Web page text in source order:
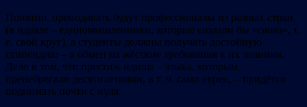
Понятно, преподавать будут профессионалы из разных стран
(в идеале – единомышленники, которые создали бы «свивэ», т.
е. свой круг), а студенты должны получать достойную
стипендию – в обмен на жёсткие требования к их знаниям.
Дело в том, что престиж идиша – языка, которым
пренебрегали десятилетиями, в т. ч. сами евреи, – придётся
поднимать почти с нуля.